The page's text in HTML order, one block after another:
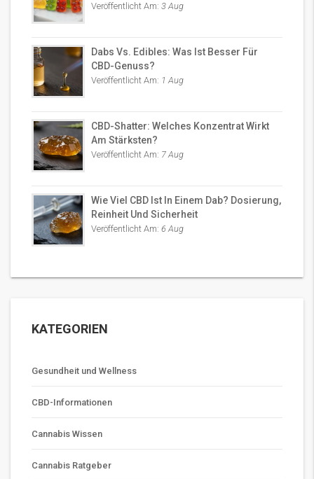
Veröffentlicht Am: 3 Aug
Dabs Vs. Edibles: Was Ist Besser Für
CBD-Genuss?
Veröffentlicht Am: 1 Aug
CBD-Shatter: Welches Konzentrat Wirkt
Am Stärksten?
Veröffentlicht Am: 7 Aug
Wie Viel CBD Ist In Einem Dab? Dosierung,
Reinheit Und Sicherheit
Veröffentlicht Am: 6 Aug
KATEGORIEN
Gesundheit und Wellness
CBD-Informationen
Cannabis Wissen
Cannabis Ratgeber